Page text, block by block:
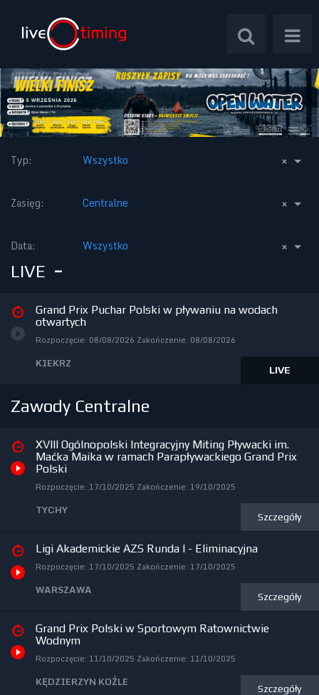
Zawody Międzynarodowe
Kalendarz Imprez
Typ: Wszystko ×
Zasięg: Centralne ×
Data: Wszystko ×
LIVE -
Grand Prix Puchar Polski w pływaniu na wodach
otwartych
Rozpoczęcie: 08/08/2026 Zakończenie: 08/08/2026
KIEKRZ LIVE
Zawody Centralne
XVIII Ogólnopolski Integracyjny Miting Pływacki im.
Maćka Maika w ramach Parapływackiego Grand Prix
Polski
Rozpoczęcie: 17/10/2025 Zakończenie: 19/10/2025
TYCHY Szczegóły
Ligi Akademickie AZS Runda I - Eliminacyjna
Rozpoczęcie: 17/10/2025 Zakończenie: 17/10/2025
WARSZAWA Szczegóły
Grand Prix Polski w Sportowym Ratownictwie
Wodnym
Rozpoczęcie: 11/10/2025 Zakończenie: 11/10/2025
KĘDZIERZYN KOŹLE Szczegóły